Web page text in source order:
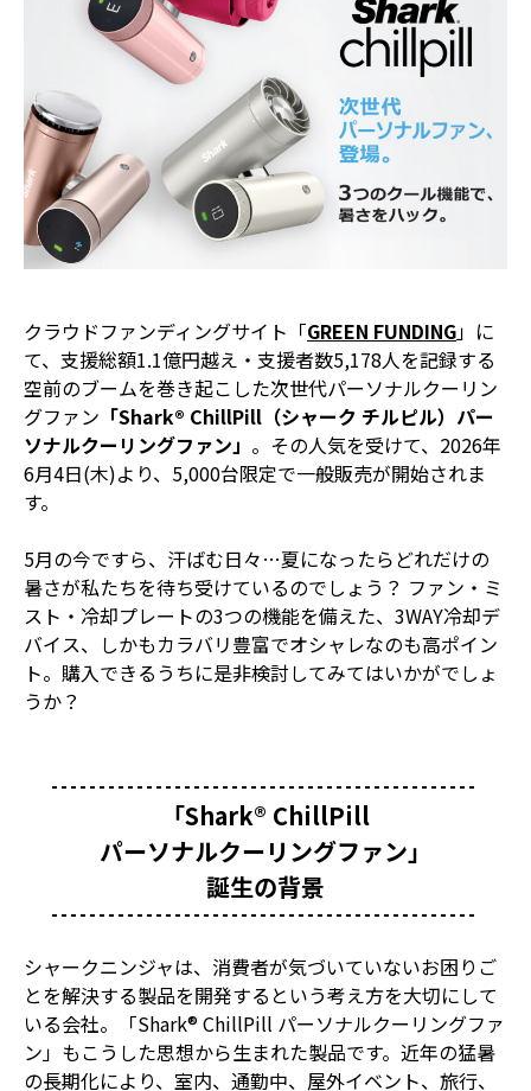
クラウドファンディングサイト「GREEN FUNDING」に
て、支援総額1.1億円越え・支援者数5,178人を記録する
空前のブームを巻き起こした次世代パーソナルクーリン
グファン 「Shark® ChillPill（シャーク チルピル）パー
ソナルクーリングファン」 。その人気を受けて、2026年
6月4日(木)より、5,000台限定で一般販売が開始されま
す。
5月の今ですら、汗ばむ日々…夏になったらどれだけの
暑さが私たちを待ち受けているのでしょう？ ファン・ミ
スト・冷却プレートの3つの機能を備えた、3WAY冷却デ
バイス、しかもカラバリ豊富でオシャレなのも高ポイン
ト。購入できるうちに是非検討してみてはいかがでしょ
うか？
「Shark® ChillPill
パーソナルクーリングファン」
誕生の背景
シャークニンジャは、消費者が気づいていないお困りご
とを解決する製品を開発するという考え方を大切にして
いる会社。「Shark® ChillPill パーソナルクーリングファ
ン」もこうした思想から生まれた製品です。近年の猛暑
の長期化により、室内、通勤中、屋外イベント、旅行、